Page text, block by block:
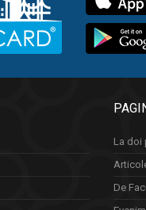
La doi
De